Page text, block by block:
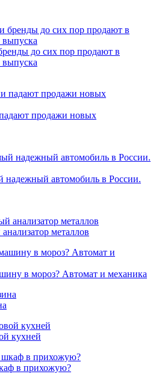
до сих пор продают в
продажи новых
надежный автомобиль в России.
металлов
в мороз? Автомат и механика
кухней
в прихожую?